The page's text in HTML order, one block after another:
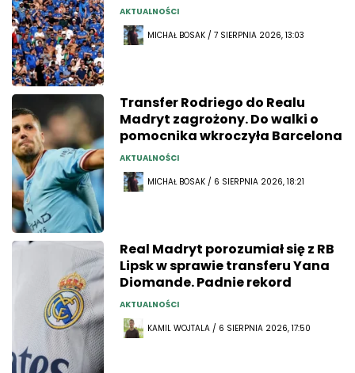
AKTUALNOŚCI
MICHAŁ BOSAK / 7 SIERPNIA 2026, 13:03
Transfer Rodriego do Realu
Madryt zagrożony. Do walki o
pomocnika wkroczyła Barcelona
AKTUALNOŚCI
MICHAŁ BOSAK / 6 SIERPNIA 2026, 18:21
Real Madryt porozumiał się z RB
Lipsk w sprawie transferu Yana
Diomande. Padnie rekord
AKTUALNOŚCI
KAMIL WOJTALA / 6 SIERPNIA 2026, 17:50